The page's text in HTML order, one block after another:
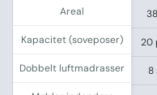
Areal
Kapacitet (soveposer)
Dobbelt luftmadrasser
28,2 m²
14 pers. 20
6 stk. 8